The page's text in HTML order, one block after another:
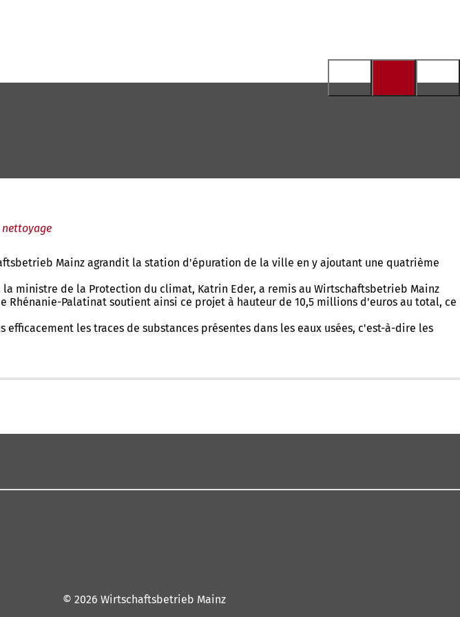
nettoyage
Mainz agrandit la station d'épuration de la ville en y ajoutant une quatrième
ministre de la Protection du climat, Katrin Eder, a remis au Wirtschaftsbetrieb Mainz
Palatinat soutient ainsi ce projet à hauteur de 10,5 millions d'euros au total, ce
les traces de substances présentes dans les eaux usées, c'est-à-dire les
© 2026 Wirtschaftsbetrieb Mainz